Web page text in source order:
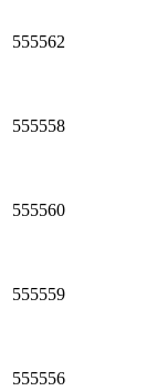
555562
555558
555560
555559
555556